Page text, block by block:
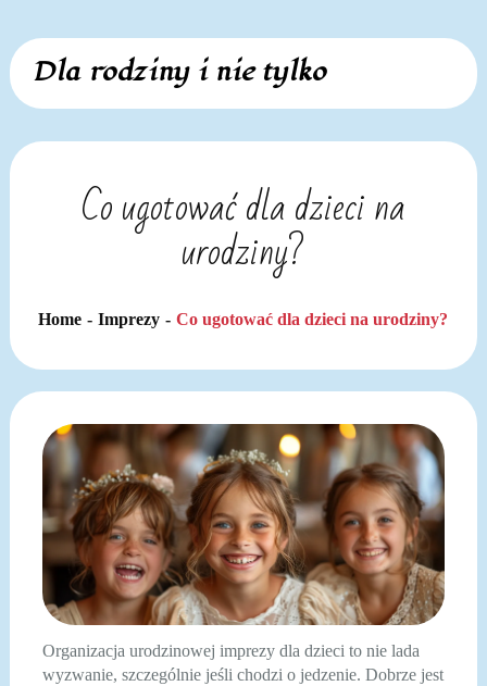
Skip
content
Dla rodziny i nie tylko
Co ugotować dla dzieci na
urodziny?
Home Imprezy Co ugotować dla dzieci na urodziny?
Organizacja urodzinowej imprezy dla dzieci to nie lada
wyzwanie, szczególnie jeśli chodzi o jedzenie. Dobrze jest